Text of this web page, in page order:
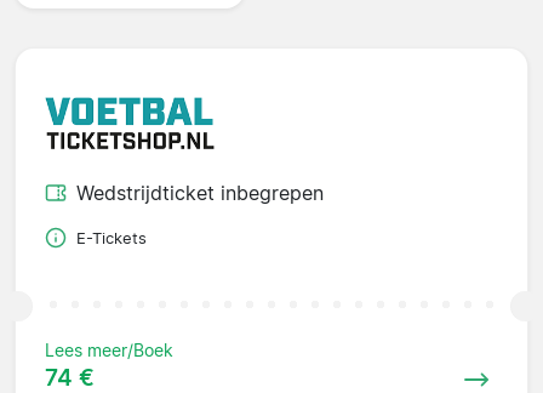
Wedstrijdticket inbegrepen
E-Tickets
Lees meer/Boek
74 €